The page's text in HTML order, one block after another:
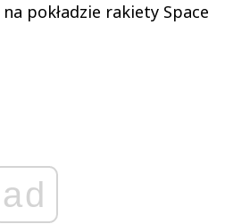
pokładzie rakiety Space
ad